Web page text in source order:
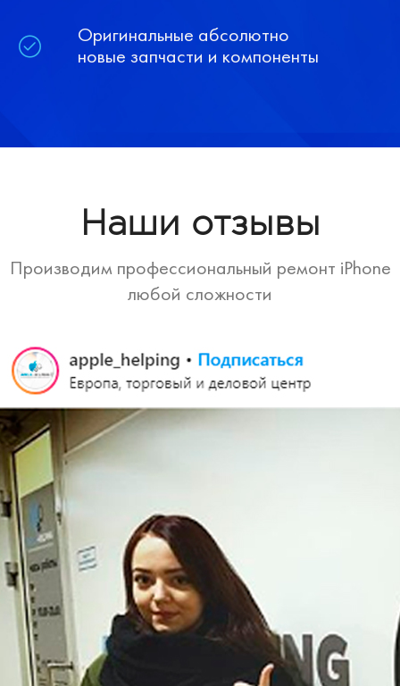
Оригинальные абсолютно
новые запчасти и компоненты
Наши отзывы
Производим профессиональный ремонт iPhone
любой сложности